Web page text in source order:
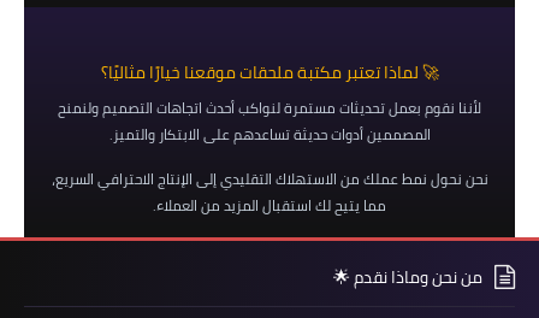
🚀 لماذا تعتبر مكتبة ملحقات موقعنا خيارًا مثاليًا؟
لأننا نقوم بعمل تحديثات مستمرة لنواكب أحدث اتجاهات التصميم ولنمنح
المصممين أدوات حديثة تساعدهم على الابتكار والتميز.
نحن نحول نمط عملك من الاستهلاك التقليدي إلى الإنتاج الاحترافي السريع،
مما يتيح لك استقبال المزيد من العملاء.
من نحن وماذا نقدم 🌟